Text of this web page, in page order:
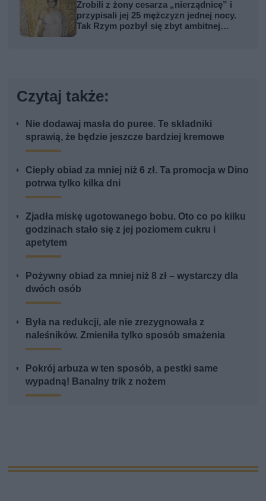
Zrobili z żony cesarza „nierządnicę” i
przypisali jej 25 mężczyzn jednej nocy.
Tak Rzym pozbył się zbyt ambitnej
Czytaj także:
Nie dodawaj masła do puree. Te składniki
sprawią, że będzie jeszcze bardziej kremowe
Ciepły obiad za mniej niż 6 zł. Ta promocja w Dino
potrwa tylko kilka dni
Zjadła miskę ugotowanego bobu. Oto co po kilku
godzinach stało się z jej poziomem cukru i
apetytem
Pożywny obiad za mniej niż 8 zł – wystarczy dla
dwóch osób
Była na redukcji, ale nie zrezygnowała z
naleśników. Zmieniła tylko sposób smażenia
Pokrój arbuza w ten sposób, a pestki same
wypadną! Banalny trik z nożem